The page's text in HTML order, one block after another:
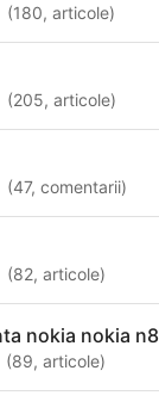
(180,articole)
(205,articole)
(47,comentarii)
(82,articole)
nokia nokia n8
(89,articole)